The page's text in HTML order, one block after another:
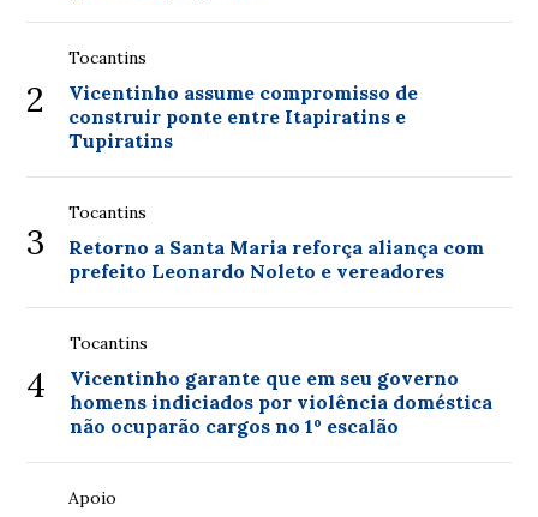
2
Tocantins
Vicentinho assume compromisso de
construir ponte entre Itapiratins e
Tupiratins
3
Tocantins
Retorno a Santa Maria reforça aliança com
prefeito Leonardo Noleto e vereadores
4
Tocantins
Vicentinho garante que em seu governo
homens indiciados por violência doméstica
não ocuparão cargos no 1º escalão
Apoio